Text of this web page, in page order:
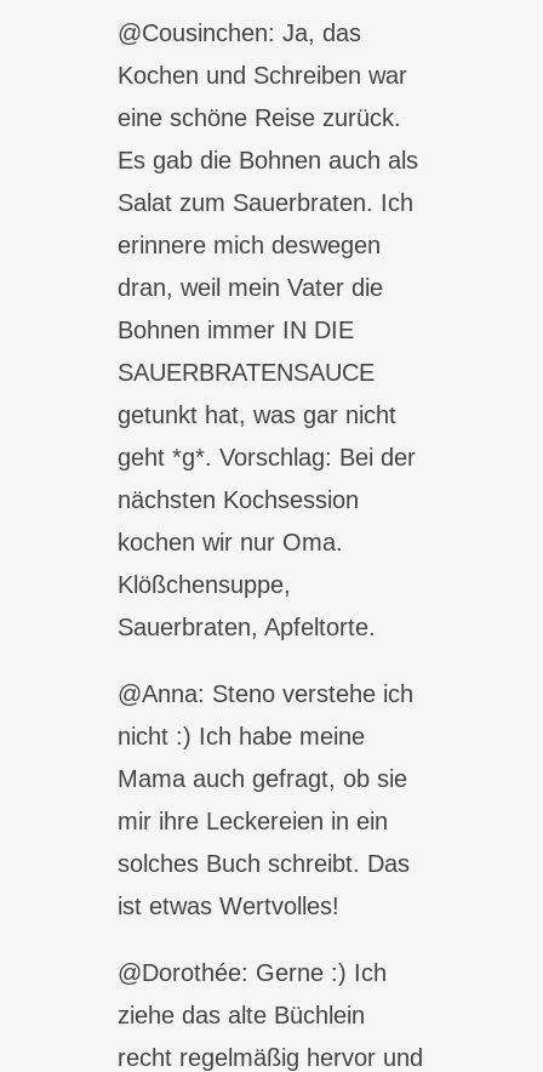
@Cousinchen: Ja, das
Kochen und Schreiben war
eine schöne Reise zurück.
Es gab die Bohnen auch als
Salat zum Sauerbraten. Ich
erinnere mich deswegen
dran, weil mein Vater die
Bohnen immer IN DIE
SAUERBRATENSAUCE
getunkt hat, was gar nicht
geht *g*. Vorschlag: Bei der
nächsten Kochsession
kochen wir nur Oma.
Klößchensuppe,
Sauerbraten, Apfeltorte.
@Anna: Steno verstehe ich
nicht :) Ich habe meine
Mama auch gefragt, ob sie
mir ihre Leckereien in ein
solches Buch schreibt. Das
ist etwas Wertvolles!
@Dorothée: Gerne :) Ich
ziehe das alte Büchlein
recht regelmäßig hervor und